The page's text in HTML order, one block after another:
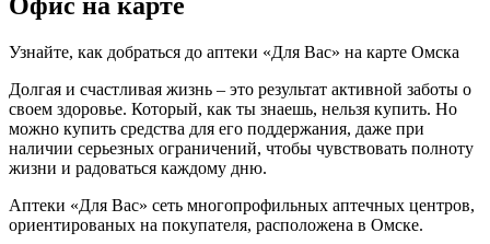
Узнайте, как добраться до аптеки «Для Вас» на карте Омска
Долгая и счастливая жизнь – это результат активной заботы о
своем здоровье. Который, как ты знаешь, нельзя купить. Но
можно купить средства для его поддержания, даже при
наличии серьезных ограничений, чтобы чувствовать полноту
жизни и радоваться каждому дню.
Аптеки «Для Вас» сеть многопрофильных аптечных центров,
ориентированых на покупателя, расположена в Омске.